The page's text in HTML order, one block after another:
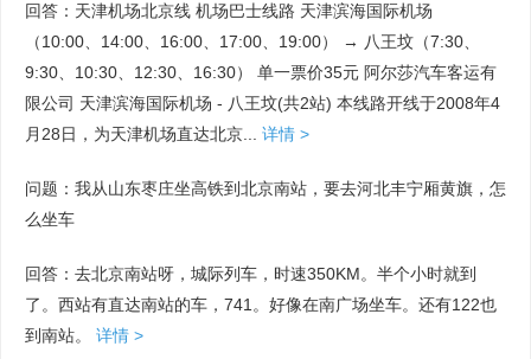
回答：天津机场北京线 机场巴士线路 天津滨海国际机场
（10:00、14:00、16:00、17:00、19:00） → 八王坟（7:30、
9:30、10:30、12:30、16:30） 单一票价35元 阿尔莎汽车客运有
限公司 天津滨海国际机场 - 八王坟(共2站) 本线路开线于2008年4
月28日，为天津机场直达北京...
详情 >
问题：我从山东枣庄坐高铁到北京南站，要去河北丰宁厢黄旗，怎
么坐车
回答：去北京南站呀，城际列车，时速350KM。半个小时就到
了。西站有直达南站的车，741。好像在南广场坐车。还有122也
到南站。
详情 >